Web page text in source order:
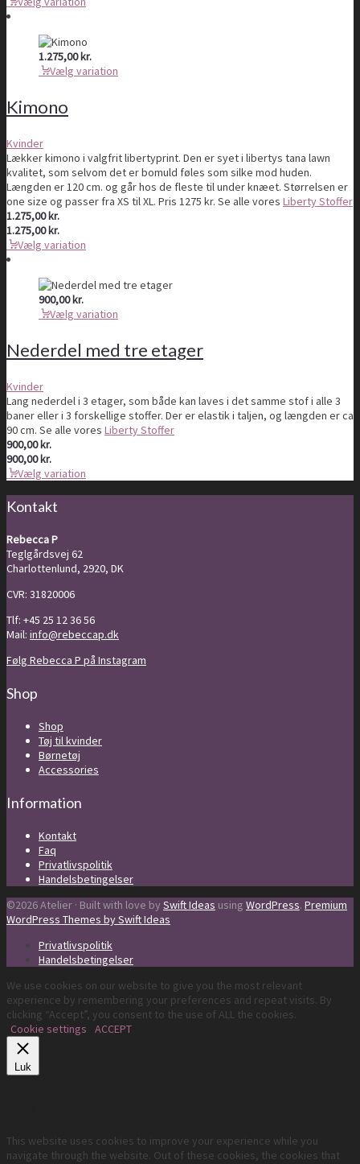
1.275,00kr.
Vælg variation
Kimono
Kvinder
Lækker kimono i valgfrit libertyprint. Den er syet i libertys tana lawn
kvalitet, som selvom det er bomuld føles som silke mod huden.
Længden er 120 cm. og går hos de fleste til under knæet. Størrelsen er
one size og passer fra XS til XL. Pris 1275 kr. Se alle vores Liberty Stoffer
1.275,00kr.
1.275,00kr.
Vælg variation
900,00kr.
Vælg variation
Nederdel med tre etager
Kvinder
Lang nederdel i 3 etager, som både kan laves i det samme stof i alle 3
baner eller i 3 forskellige stoffer. Der er elastik i taljen, og længden er ca
90 cm. Se alle vores Liberty Stoffer
900,00kr.
900,00kr.
Vælg variation
Kontakt
Rebecca P
Teglgårdsvej 62
Charlottenlund, 2920, DK
CVR: 31820006
Tlf: +45 25 12 36 56
Mail: info@rebeccap.dk
Følg Rebecca P på Instagram
Shop
Shop
Tøj til kvinder
Børnetøj
Accessories
Information
Kontakt
Faq
Privatlivspolitik
Handelsbetingelser
©2026 Atelier · Built with love by Swift Ideas using WordPress. Premium
WordPress Themes by Swift Ideas
Privatlivspolitik
Handelsbetingelser
We use cookies on our website to give you the most relevant
experience by remembering your preferences and repeat visits. By
clicking “Accept”, you consent to the use of ALL the cookies.
Cookie settings
ACCEPT
Luk
This website uses cookies to improve your experience while you
navigate through the website. Out of these cookies, the cookies that